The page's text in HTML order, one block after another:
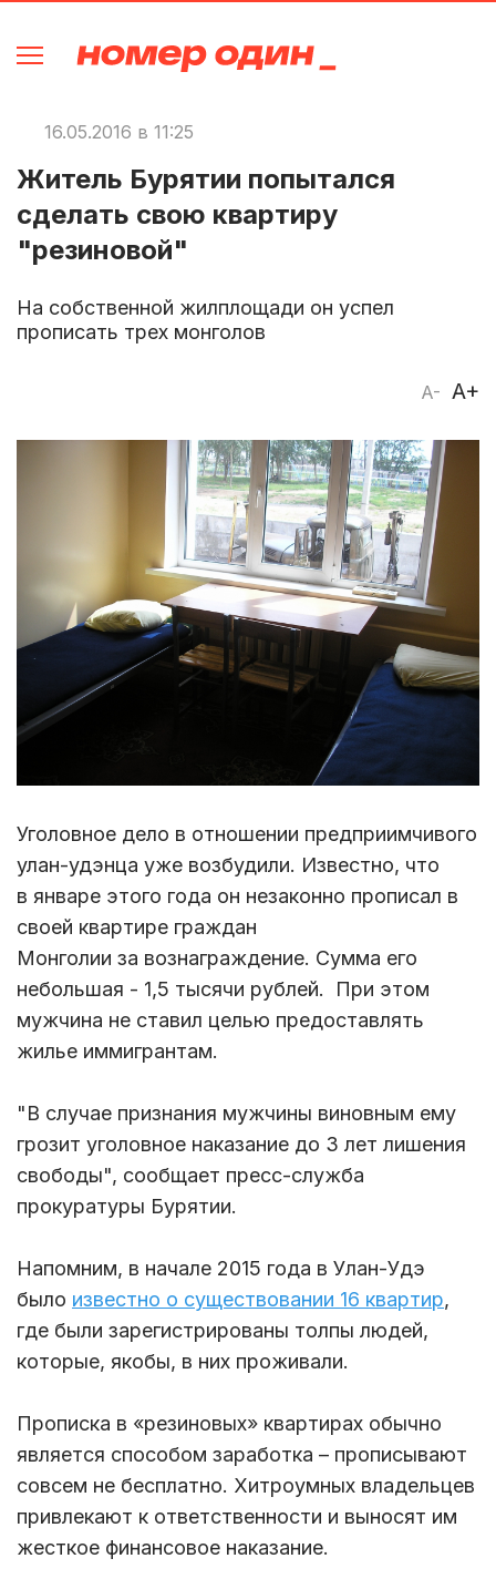
16.05.2016 в 11:25
Житель Бурятии попытался
сделать свою квартиру
"резиновой"
На собственной жилплощади он успел
прописать трех монголов
A- A+
Уголовное дело в отношении предприимчивого
улан-удэнца уже возбудили. Известно, что
в январе этого года он незаконно прописал в
своей квартире граждан
Монголии за вознаграждение. Сумма его
небольшая - 1,5 тысячи рублей. При этом
мужчина не ставил целью предоставлять
жилье иммигрантам.
"В случае признания мужчины виновным ему
грозит уголовное наказание до 3 лет лишения
свободы", сообщает пресс-служба
прокуратуры Бурятии.
Напомним, в начале 2015 года в Улан-Удэ
было известно о существовании 16 квартир,
где были зарегистрированы толпы людей,
которые, якобы, в них проживали.
Прописка в «резиновых» квартирах обычно
является способом заработка – прописывают
совсем не бесплатно. Хитроумных владельцев
привлекают к ответственности и выносят им
жесткое финансовое наказание.